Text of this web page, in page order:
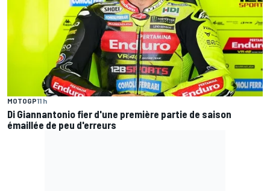
MOTOGP11 h
Di Giannantonio fier d'une première partie de saison
émaillée de peu d'erreurs